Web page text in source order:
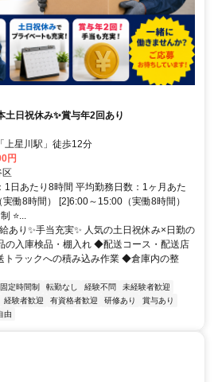
土日祝休み✨賞与年2回あり
上星川駅」徒歩12分
円
1日あたり8時間 平均勤務日数：1ヶ月あた
働8時間） [2]6:00～15:00（実働8時間）
⭐...
あり✨手当充実✨ 人気の土日祝休み×日勤の
の入庫検品・棚入れ ◆配送コース・配送店
ラックへの積み込み作業 ◆倉庫内の整
固定時間制 転勤なし 経験不問
未経験者歓迎
経験者歓迎 有資格者歓迎 研修あり
賞与あり
由